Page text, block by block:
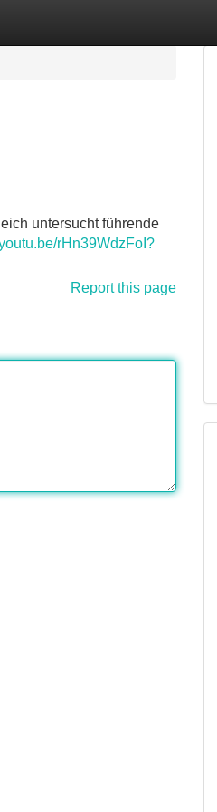
untersucht führende
rHn39WdzFoI?
Report this page